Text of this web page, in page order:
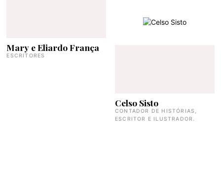
Mary e Eliardo França
ESCRITORES
Celso Sisto
CONTADOR DE HISTÓRIAS,
ESCRITOR E ILUSTRADOR.